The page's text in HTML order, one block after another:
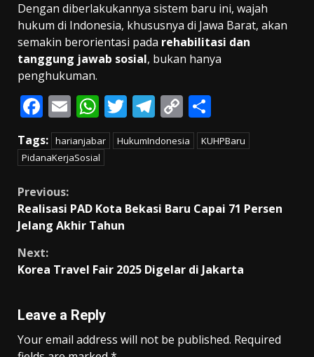
Dengan diberlakukannya sistem baru ini, wajah
hukum di Indonesia, khususnya di Jawa Barat, akan
semakin berorientasi pada rehabilitasi dan
tanggung jawab sosial, bukan hanya
penghukuman.
F
ac
e
b
o
o
k
E
m
ai
l
W
h
at
s
p
T
w
itt
T
el
e
m
C
o
p
n
h
ar
Tags: harianjabar HukumIndonesia
KUHPBaru
PidanaKerjaSosial
Continue
Reading
Previous:
Realisasi PAD Kota Bekasi Baru Capai 71 Persen
Jelang Akhir Tahun
Next:
Korea Travel Fair 2025 Digelar di Jakarta
Leave a Reply
Your email address will not be published. Required